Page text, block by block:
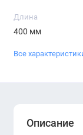
Длина
400 мм
Все
Описание